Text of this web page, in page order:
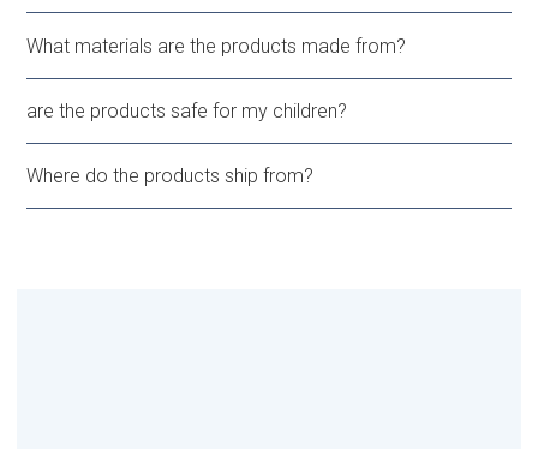
What materials are the products made from?
are the products safe for my children?
Where do the products ship from?